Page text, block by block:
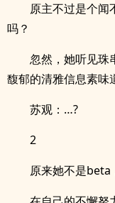
原主不过是个闻
吗？
忽然，她听见珠
馥郁的清雅信息素味
苏观：…?
2
原来她不是beta